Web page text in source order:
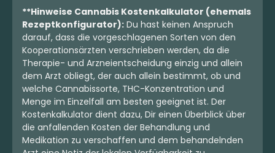
**Hinweise Cannabis Kostenkalkulator (ehemals
Rezeptkonfigurator): Du hast keinen Anspruch
darauf, dass die vorgeschlagenen Sorten von den
Kooperationsärzten verschrieben werden, da die
Therapie- und Arzneientscheidung einzig und allein
dem Arzt obliegt, der auch allein bestimmt, ob und
welche Cannabissorte, THC-Konzentration und
Menge im Einzelfall am besten geeignet ist. Der
Kostenkalkulator dient dazu, Dir einen Überblick über
die anfallenden Kosten der Behandlung und
Medikation zu verschaffen und dem behandelnden